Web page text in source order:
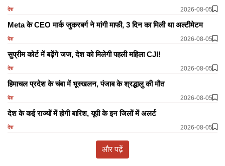
देश 2026-08-05
Meta के CEO मार्क जुकरबर्ग ने मांगी माफी, 3 दिन का मिली था अल्टीमेटम
देश 2026-08-05
सुप्रीम कोर्ट में बढ़ेंगे जज, देश को मिलेगी पहली महिला CJI!
देश 2026-08-05
हिमाचल प्रदेश के चंबा में भूस्खलन, पंजाब के श्रद्धालु की मौत
देश 2026-08-05
देश के कई राज्यों में होगी बारिश, यूपी के इन जिलों में अलर्ट
देश 2026-08-05
और पढ़ें